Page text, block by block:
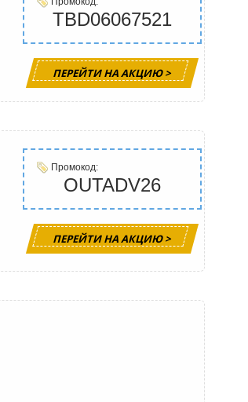
TBD06067521
ПЕРЕЙТИ НА АКЦИЮ >
Промокод:
OUTADV26
ПЕРЕЙТИ НА АКЦИЮ >